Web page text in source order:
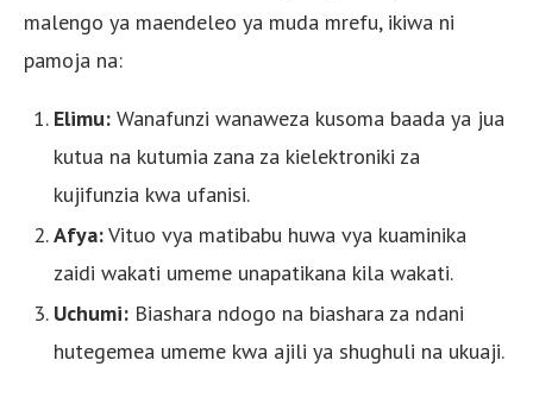
malengo ya maendeleo ya muda mrefu, ikiwa ni
pamoja na:
Elimu: Wanafunzi wanaweza kusoma baada ya jua
kutua na kutumia zana za kielektroniki za
kujifunzia kwa ufanisi.
Afya:Vituo vya matibabu huwa vya kuaminika
zaidi wakati umeme unapatikana kila wakati.
Uchumi: Biashara ndogo na biashara za ndani
hutegemea umeme kwa ajili ya shughuli na ukuaji.